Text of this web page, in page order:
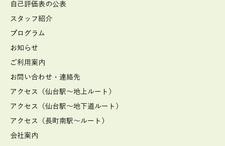
自己評価表の公表
スタッフ紹介
プログラム
お知らせ
ご利用案内
お問い合わせ・連絡先
アクセス（仙台駅～地上ルート）
アクセス（仙台駅～地下道ルート）
アクセス（長町南駅～ルート）
会社案内